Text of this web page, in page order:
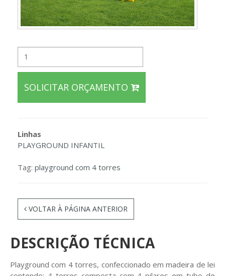
SOLICITAR ORÇAMENTO
Linhas
PLAYGROUND INFANTIL
Tag: playground com 4 torres
VOLTAR À PÁGINA ANTERIOR
DESCRIÇÃO TÉCNICA
Playground com 4 torres, confeccionado em madeira de lei